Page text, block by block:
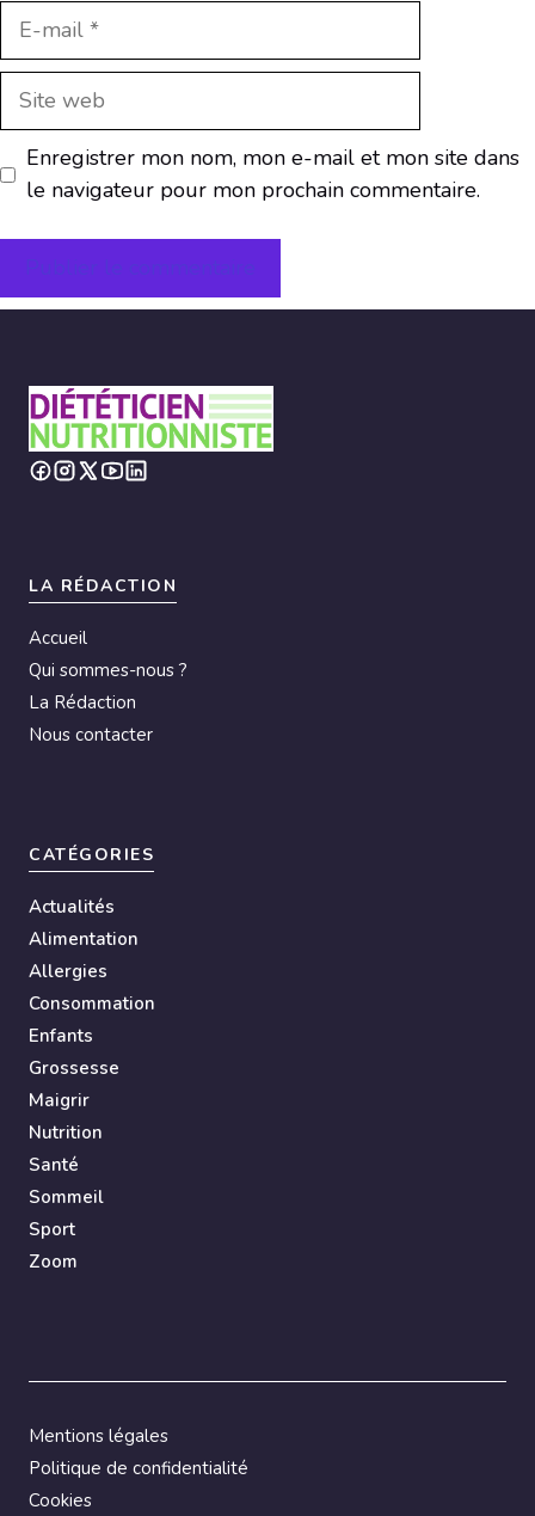
E-
Site
Enregistrer mon nom, mon e-mail et mon site dans
le navigateur pour mon prochain commentaire.
LA RÉDACTION
Accueil
Qui sommes-nous ?
La Rédaction
Nous contacter
CATÉGORIES
Actualités
Alimentation
Allergies
Consommation
Enfants
Grossesse
Maigrir
Nutrition
Santé
Sommeil
Sport
Zoom
Mentions légales
Politique de confidentialité
Cookies